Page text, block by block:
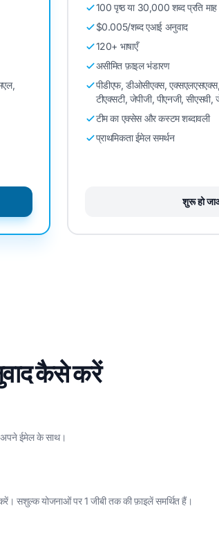
100 पृष्ठ या 30,000 शब्द प्रति माह
$0.005/शब्द एआई अनुवाद
120+ भाषाएँ
असीमित फ़ाइल भंडारण
पीडीएफ, डीओसीएक्स,
टीएक्सटी, जेपीजी, पीएनजी,
टीम का एक्सेस और कस्टम शब्दावली
प्राथमिकता ईमेल समर्थन
शुरू हो
कैसे करें
ईमेल के साथ।
सशुल्क योजनाओं पर 1 जीबी तक की फ़ाइलें समर्थित हैं।